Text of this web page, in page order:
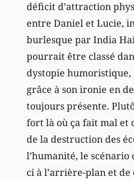
déficit d’attraction
entre Daniel et Lucie,
burlesque par India
pourrait être classé
dystopie
grâce à son ironie en
toujours présente.
fort là où ça fait mal et
de la destruction des
l’humanité, le
ci à l’arrière-plan et